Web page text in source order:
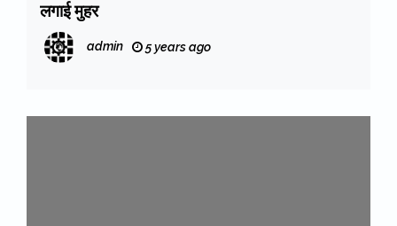
लगाई मुहर
admin 5 years ago